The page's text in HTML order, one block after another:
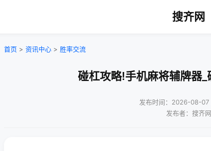
搜齐网
首页 > 资讯中心 > 胜率交流
碰杠攻略!手机麻将辅牌器
发布时间：2026-08-07
发布者：搜齐网